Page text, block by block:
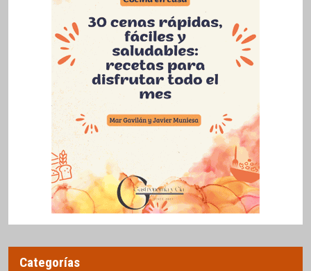
Categorías